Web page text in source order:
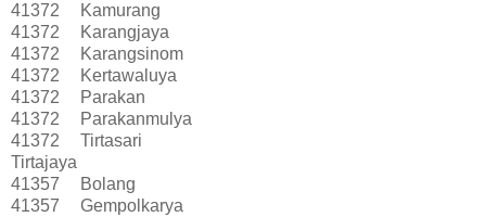
41372
Kamurang
41372
Karangjaya
41372
Karangsinom
41372
Kertawaluya
41372
Parakan
41372
Parakanmulya
41372
Tirtasari
Tirtajaya
41357
Bolang
41357
Gempolkarya